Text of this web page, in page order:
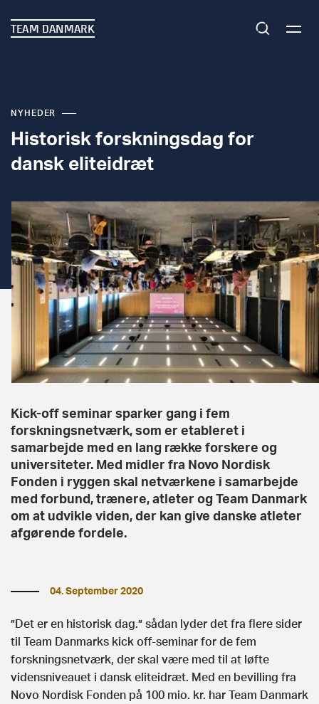
TEAM DANMARK
NYHEDER
Historisk forskningsdag for
dansk eliteidræt
Kick-off seminar sparker gang i fem
forskningsnetværk, som er etableret i
samarbejde med en lang række forskere og
universiteter. Med midler fra Novo Nordisk
Fonden i ryggen skal netværkene i samarbejde
med forbund, trænere, atleter og Team Danmark
om at udvikle viden, der kan give danske atleter
afgørende fordele.
04. September 2020
”Det er en historisk dag.” sådan lyder det fra flere sider
til Team Danmarks kick off-seminar for de fem
forskningsnetværk, der skal være med til at løfte
vidensniveauet i dansk eliteidræt. Med en bevilling fra
Novo Nordisk Fonden på 100 mio. kr. har Team Danmark